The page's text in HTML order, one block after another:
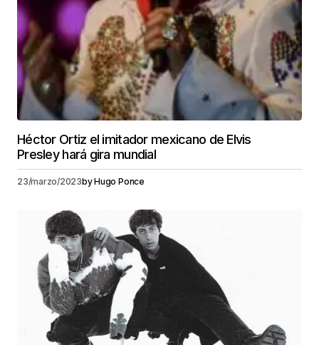
Héctor Ortiz el imitador mexicano de Elvis
Presley hará gira mundial
23/marzo/2023byHugo Ponce